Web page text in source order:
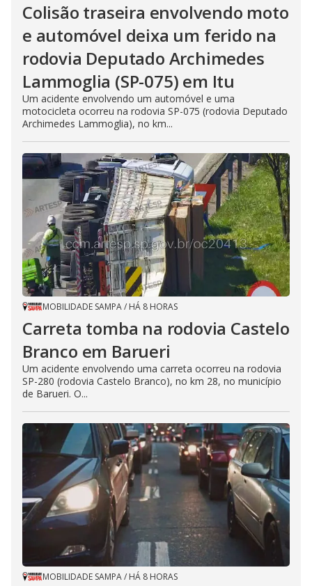
Colisão traseira envolvendo moto
e automóvel deixa um ferido na
rodovia Deputado Archimedes
Lammoglia (SP-075) em Itu
Um acidente envolvendo um automóvel e uma
motocicleta ocorreu na rodovia SP-075 (rodovia Deputado
Archimedes Lammoglia), no km...
MOBILIDADE SAMPA/ HÁ 8 HORAS
Carreta tomba na rodovia Castelo
Branco em Barueri
Um acidente envolvendo uma carreta ocorreu na rodovia
SP-280 (rodovia Castelo Branco), no km 28, no município
de Barueri. O...
MOBILIDADE SAMPA/ HÁ 8 HORAS